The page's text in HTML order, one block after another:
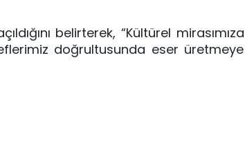
belirterek, “Kültürel mirasımıza
doğrultusunda eser üretmeye